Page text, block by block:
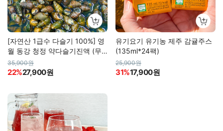
[자연산 1급수 다슬기 100%] 영
월 동강 청정 약다슬기진액 (무
료배송)
35,900원
22%27,900원
유기요기 유기농 제주 감귤주스
(135ml*24팩)
25,900원
31%17,900원